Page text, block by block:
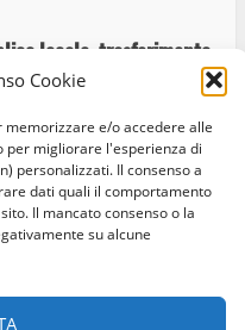
Cookie
e/o accedere alle
per migliorare l'esperienza di
personalizzati. Il consenso a
dati quali il comportamento
Il mancato consenso o la
su alcune
di Atletica a
due giovani per
di spaccio di sostanze
Policy Contatti